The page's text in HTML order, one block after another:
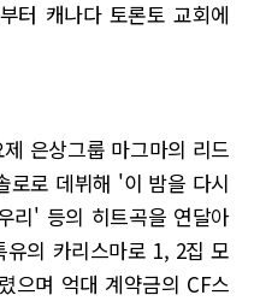
터 캐나다 토론토 교회에
은상그룹 마그마의 리드
로로 데뷔해 '이 밤을 다시
리' 등의 히트곡을 연달아
의 카리스마로 1, 2집 모
으며 억대 계약금의 CF스